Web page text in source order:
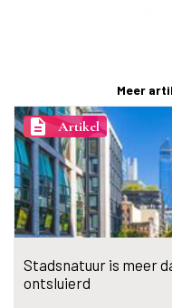
Meer
description Artikel
Stadsnatuur is meer
ontsluierd